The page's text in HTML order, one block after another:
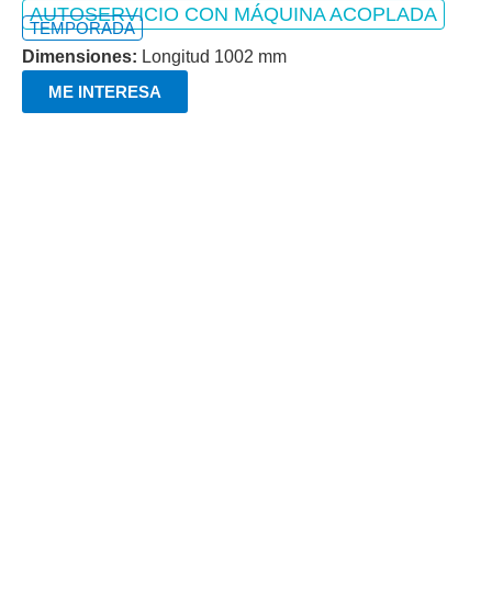
AUTOSERVICIO CON MÁQUINA ACOPLADA
TEMPORADA
Dimensiones: Longitud 1002 mm
ME INTERESA